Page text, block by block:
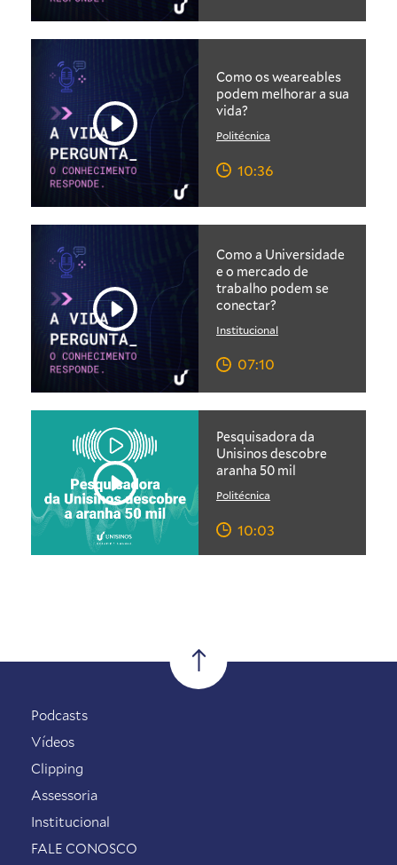
Como os weareables
podem melhorar a sua
vida?
Politécnica
10:36
Como a Universidade
e o mercado de
trabalho podem se
conectar?
Institucional
07:10
Pesquisadora da
Unisinos descobre
aranha 50 mil
Politécnica
10:03
Podcasts
Vídeos
Clipping
Assessoria
Institucional
FALE CONOSCO